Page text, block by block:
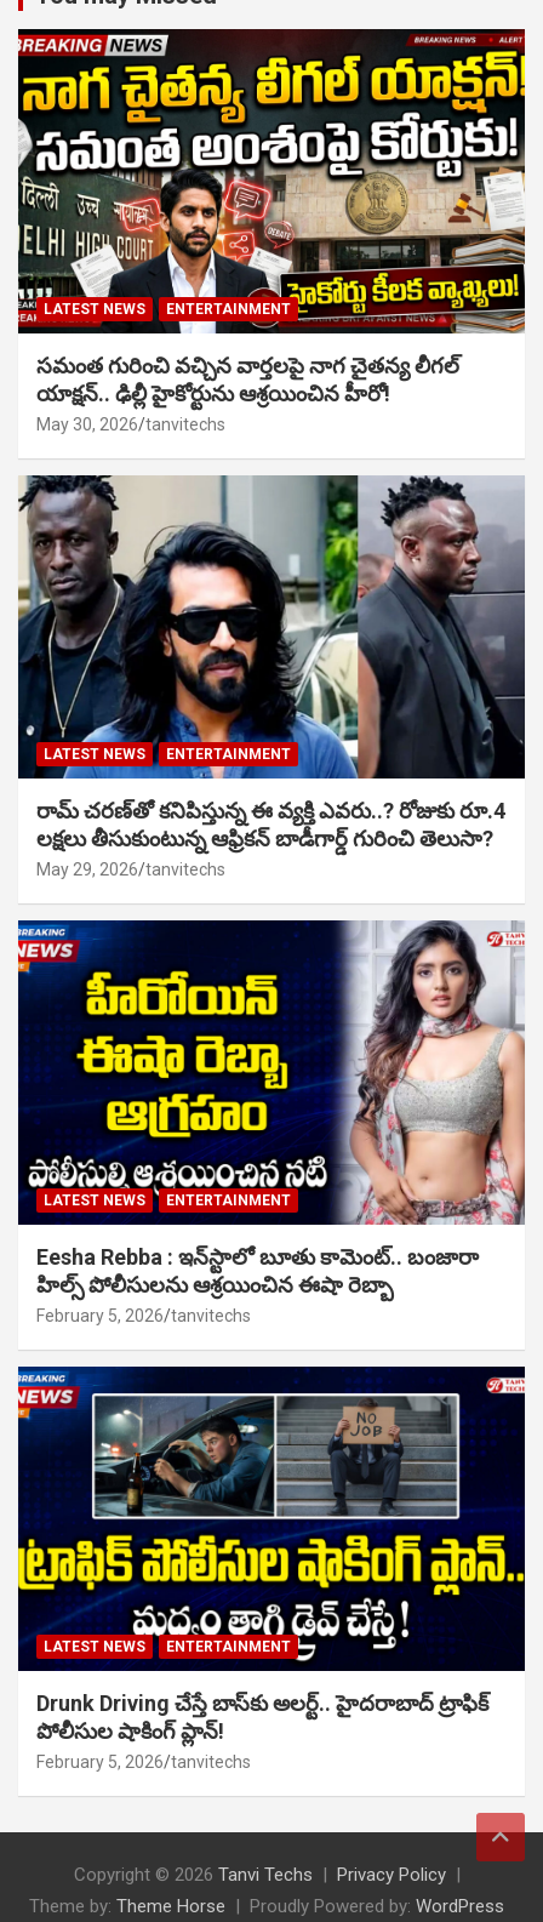
LATEST NEWS ENTERTAINMENT
సమంత గురించి వచ్చిన వార్తలపై నాగ చైతన్య లీగల్
యాక్షన్.. ఢిల్లీ హైకోర్టును ఆశ్రయించిన హీరో!
May 30, 2026 tanvitechs
LATEST NEWS ENTERTAINMENT
రామ్ చరణ్‌తో కనిపిస్తున్న ఈ వ్యక్తి ఎవరు..? రోజుకు రూ.4
లక్షలు తీసుకుంటున్న ఆఫ్రికన్ బాడీగార్డ్ గురించి తెలుసా?
May 29, 2026 tanvitechs
LATEST NEWS ENTERTAINMENT
Eesha Rebba : ఇన్‌స్టాలో బూతు కామెంట్.. బంజారా
హిల్స్ పోలీసులను ఆశ్రయించిన ఈషా రెబ్బా
February 5, 2026 tanvitechs
LATEST NEWS ENTERTAINMENT
Drunk Driving చేస్తే బాస్‌కు అలర్ట్.. హైదరాబాద్ ట్రాఫిక్
పోలీసుల షాకింగ్ ప్లాన్!
February 5, 2026 tanvitechs
Copyright © 2026 Tanvi Techs
Privacy Policy
Theme by: Theme Horse Proudly Powered by: WordPress